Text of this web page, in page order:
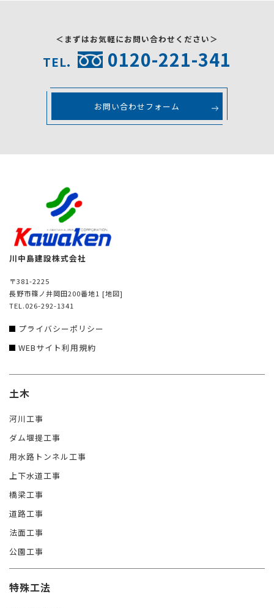
＜まずはお気軽にお問い合わせください＞
TEL. 0120-221-341
お問い合わせフォーム
川中島建設株式会社
〒381-2225
長野市篠ノ井岡田200番地1 [地図]
TEL.026-292-1341
プライバシーポリシー
WEBサイト利用規約
土木
河川工事
ダム堰提工事
用水路トンネル工事
上下水道工事
橋梁工事
道路工事
法面工事
公園工事
特殊工法